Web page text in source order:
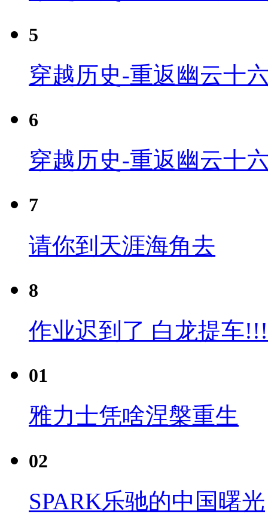
5
穿越历史-重返幽云十
6
穿越历史-重返幽云十
7
请你到天涯海角去
8
作业迟到了 白龙提车
01
雅力士凭啥涅槃重生
02
SPARK乐驰的中国曙光